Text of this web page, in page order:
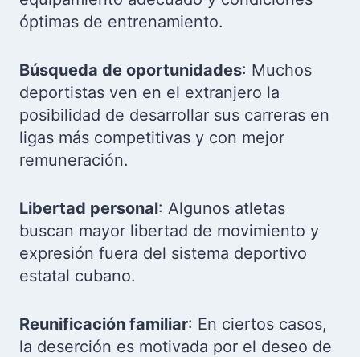
óptimas de entrenamiento.
Búsqueda de oportunidades: Muchos
deportistas ven en el extranjero la
posibilidad de desarrollar sus carreras en
ligas más competitivas y con mejor
remuneración.
Libertad personal: Algunos atletas
buscan mayor libertad de movimiento y
expresión fuera del sistema deportivo
estatal cubano.
Reunificación familiar: En ciertos casos,
la deserción es motivada por el deseo de